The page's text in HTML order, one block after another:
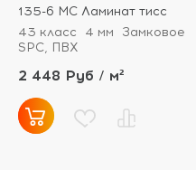
135-6 МС Ламинат тисс
43 класс
4 мм
Замковое
SPC, ПВХ
2 448 Руб / м²